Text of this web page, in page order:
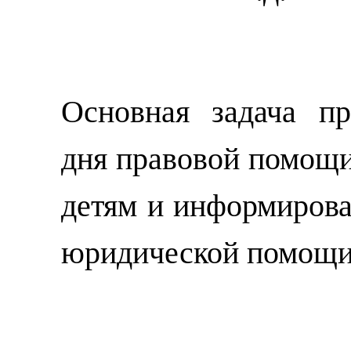
Основная задача
дня правовой
детям и
юридической